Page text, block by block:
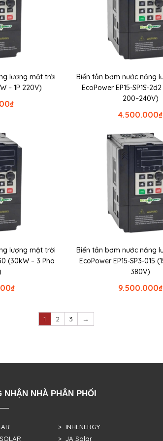
lượng mặt trời
– 1P 220V)
₫
Biến tần bơm nước năng
EcoPower EP15-SP1S-
200–240V)
₫
4.500.000
lượng mặt trời
(30kW – 3 Pha
₫
Biến tần bơm nước năng
EcoPower EP15-SP3-015
380V)
₫
9.500.000
1 2 3 →
NHẬN NHÀ PHÂN PHỐI
> INHENERGY
> JA Solar